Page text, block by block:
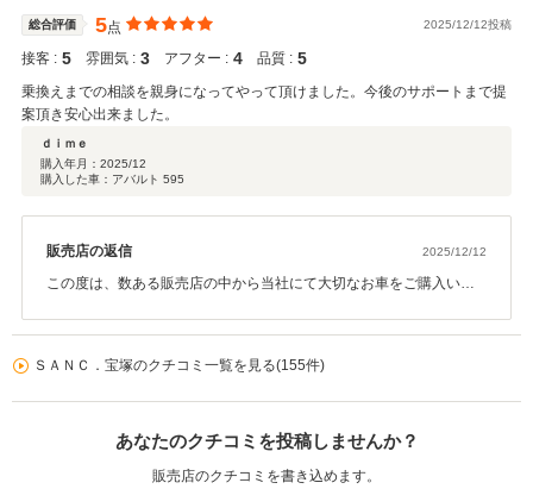
ティングで仕上げたS1でのドライブが、ご家族皆様にとって素晴ら
しい思い出になることを願っております。 お近くにお越しの際は、
ぜひお気軽にお立ち寄りください。息子様のカーライフのお話を伺
えるのを楽しみにしております。 今後とも末永いお付き合いをよろ
しくお願い申し上げます。
総合評価 5点 2025/12/12投稿
接客 : 5 雰囲気 : 3 アフター : 4 品質 : 5
乗換えまでの相談を親身になってやって頂けました。今後のサポートまで提
案頂き安心出来ました。
ｄｉｍｅ
購入年月： 2025/12
購入した車：アバルト 595
販売店の返信 2025/12/12
この度は、数ある販売店の中から当社にて大切なお車をご購入いた
だけますと幸いです。今後ご相談事などございましたら何なりとお
ＳＡＮＣ．宝塚のクチコミ一覧を見る(155件)
あなたのクチコミを投稿しませんか？
販売店のクチコミを書き込めます。